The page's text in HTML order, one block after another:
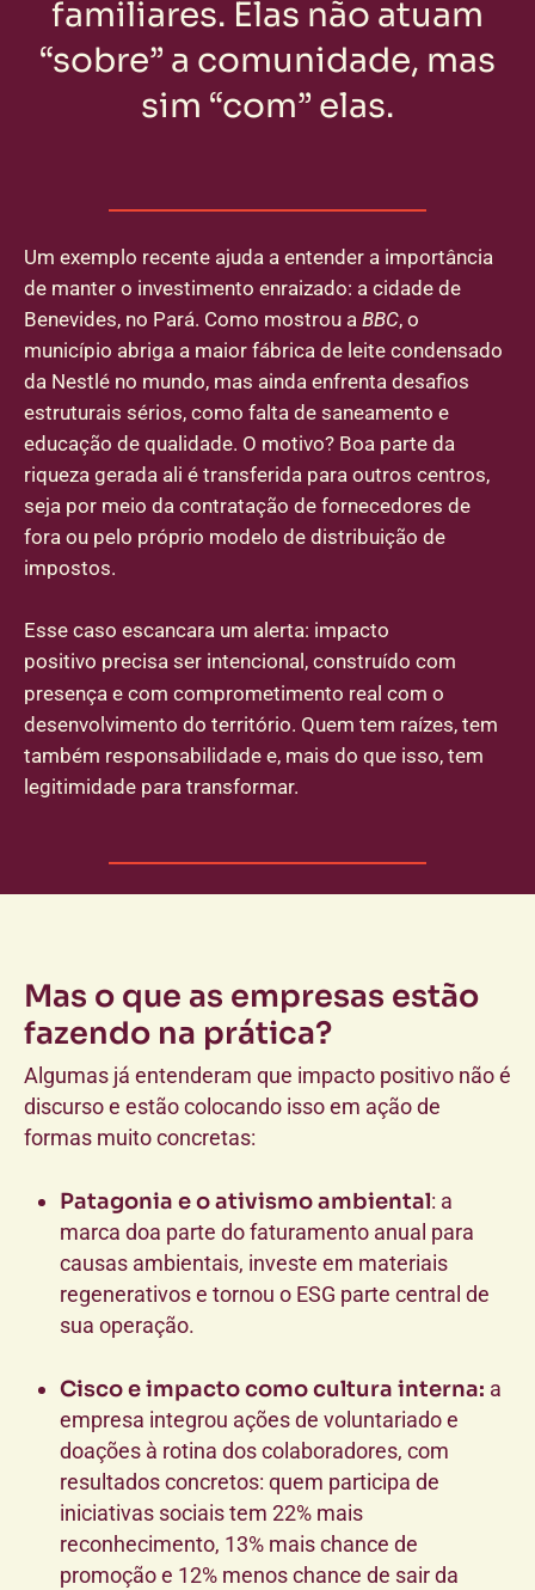
familiares. Elas não atuam
“sobre” a comunidade, mas
sim “com” elas.
Um exemplo recente ajuda a entender a importância
de manter o investimento enraizado: a cidade de
Benevides, no Pará. Como mostrou a BBC, o
município abriga a maior fábrica de leite condensado
da Nestlé no mundo, mas ainda enfrenta desafios
estruturais sérios, como falta de saneamento e
educação de qualidade. O motivo? Boa parte da
riqueza gerada ali é transferida para outros centros,
seja por meio da contratação de fornecedores de
fora ou pelo próprio modelo de distribuição de
impostos.
Esse caso escancara um alerta: impacto
positivo precisa ser intencional, construído com
presença e com comprometimento real com o
desenvolvimento do território. Quem tem raízes, tem
também responsabilidade e, mais do que isso, tem
legitimidade para transformar.
Mas o que as empresas estão
fazendo na prática?
Algumas já entenderam que impacto positivo não é
discurso e estão colocando isso em ação de
formas muito concretas:
Patagonia e o ativismo ambiental: a
marca doa parte do faturamento anual para
causas ambientais, investe em materiais
regenerativos e tornou o ESG parte central de
sua operação.
Cisco e impacto como cultura interna: a
empresa integrou ações de voluntariado e
doações à rotina dos colaboradores, com
resultados concretos: quem participa de
iniciativas sociais tem 22% mais
reconhecimento, 13% mais chance de
promoção e 12% menos chance de sair da